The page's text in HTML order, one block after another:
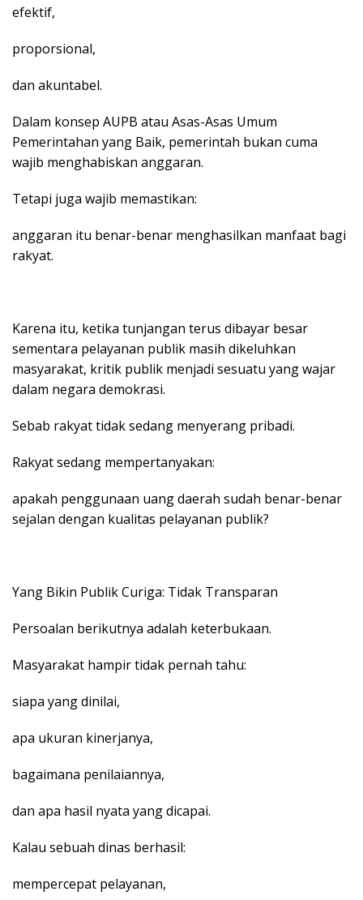
efektif,
proporsional,
dan akuntabel.
Dalam konsep AUPB atau Asas-Asas Umum
Pemerintahan yang Baik, pemerintah bukan cuma
wajib menghabiskan anggaran.
Tetapi juga wajib memastikan:
anggaran itu benar-benar menghasilkan manfaat bagi
rakyat.
Karena itu, ketika tunjangan terus dibayar besar
sementara pelayanan publik masih dikeluhkan
masyarakat, kritik publik menjadi sesuatu yang wajar
dalam negara demokrasi.
Sebab rakyat tidak sedang menyerang pribadi.
Rakyat sedang mempertanyakan:
apakah penggunaan uang daerah sudah benar-benar
sejalan dengan kualitas pelayanan publik?
Yang Bikin Publik Curiga: Tidak Transparan
Persoalan berikutnya adalah keterbukaan.
Masyarakat hampir tidak pernah tahu:
siapa yang dinilai,
apa ukuran kinerjanya,
bagaimana penilaiannya,
dan apa hasil nyata yang dicapai.
Kalau sebuah dinas berhasil:
mempercepat pelayanan,